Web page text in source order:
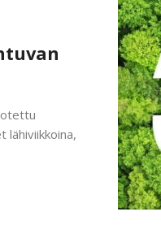
lähiviikkoina,